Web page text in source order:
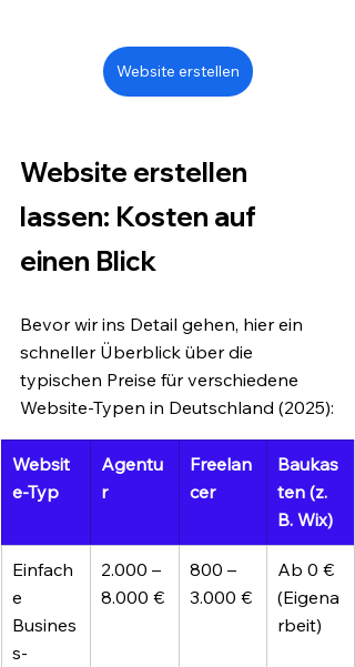
Website erstellen
Website erstellen
lassen: Kosten auf
einen Blick
Bevor wir ins Detail gehen, hier ein
schneller Überblick über die
typischen Preise für verschiedene
Website-Typen in Deutschland (2025):
Websit
e-Typ
Agentu
r
Freelan
cer
Baukas
ten (z.
B. Wix)
Einfach
e
Busines
s-
2.000 –
8.000 €
800 –
3.000 €
Ab 0 €
(Eigena
rbeit)